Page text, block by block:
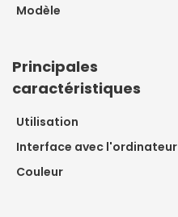
Modèle
Principales
caractéristiques
Utilisation
Interface avec l'ordinateur
Couleur